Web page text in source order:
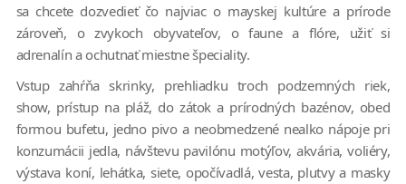
sa chcete dozvedieť čo najviac o mayskej kultúre a prírode
zároveň, o zvykoch obyvateľov, o faune a flóre, užiť si
adrenalín a ochutnať miestne špeciality.
Vstup zahŕňa skrinky, prehliadku troch podzemných riek,
show, prístup na pláž, do zátok a prírodných bazénov, obed
formou bufetu, jedno pivo a neobmedzené nealko nápoje pri
konzumácii jedla, návštevu pavilónu motýľov, akvária, voliéry,
výstava koní, lehátka, siete, opočívadlá, vesta, plutvy a masky